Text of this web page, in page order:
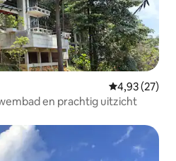
Gemiddelde
4,93 (27)
en prachtig uitzicht